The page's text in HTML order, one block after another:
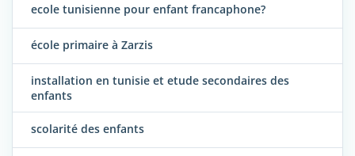
ecole tunisienne pour enfant francaphone?
école primaire à Zarzis
installation en tunisie et etude secondaires des
enfants
scolarité des enfants